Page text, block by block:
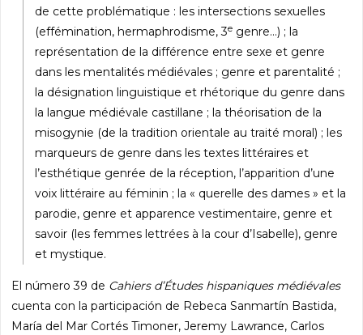
de cette problématique : les intersections sexuelles
(effémination, hermaphrodisme, 3e genre…) ; la
représentation de la différence entre sexe et genre
dans les mentalités médiévales ; genre et parentalité ;
la désignation linguistique et rhétorique du genre dans
la langue médiévale castillane ; la théorisation de la
misogynie (de la tradition orientale au traité moral) ; les
marqueurs de genre dans les textes littéraires et
l’esthétique genrée de la réception, l’apparition d’une
voix littéraire au féminin ; la « querelle des dames » et la
parodie, genre et apparence vestimentaire, genre et
savoir (les femmes lettrées à la cour d’Isabelle), genre
et mystique.
El número 39 de Cahiers d’Études hispaniques médiévales
cuenta con la participación de Rebeca Sanmartín Bastida,
María del Mar Cortés Timoner, Jeremy Lawrance, Carlos